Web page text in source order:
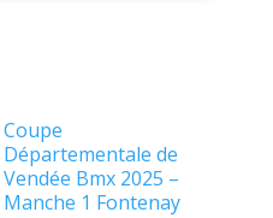
Coupe
Départementale de
Vendée Bmx 2025 –
Manche 1 Fontenay